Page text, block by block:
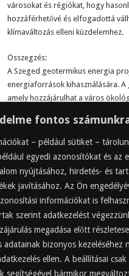
fontos
– például sütiket –
egyedi azonosítókat és
nyújtásához, hirdetés- és
javításához. Az Ön
információkat is
szerint adatkezelést
megadása előtt
bizonyos
ellen. A beállításai
segítségével bármikor
városokat és régiókat, hogy
hozzáférhetővé és elfogadottá
klímaváltozás elleni küzdelemhez.
Összegzés:
A Szeged geotermikus energia
energiaforrások kihasználására.
amely hozzájárulhat a város
projekteket indítsanak el, és
küzdelemhez. A Szeged
energiaforrások felé történő
hozzászólás?
Hozzászólás küldéséhezbe kell
Copyright 2025, Minden jog